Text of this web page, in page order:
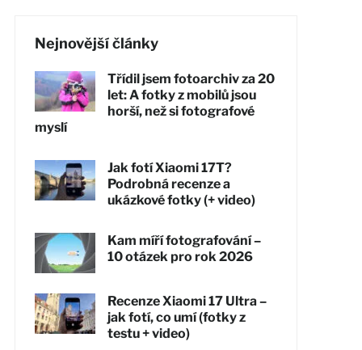
Nejnovější články
Třídil jsem fotoarchiv za 20
let: A fotky z mobilů jsou
horší, než si fotografové
myslí
Jak fotí Xiaomi 17T?
Podrobná recenze a
ukázkové fotky (+ video)
Kam míří fotografování –
10 otázek pro rok 2026
Recenze Xiaomi 17 Ultra –
jak fotí, co umí (fotky z
testu + video)